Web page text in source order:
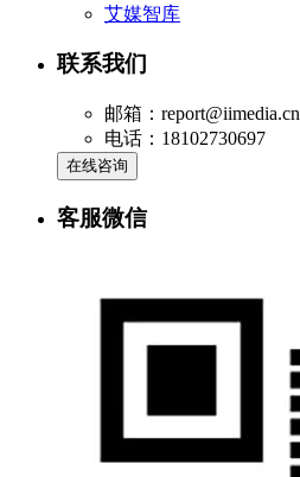
艾媒智库
联系我们
邮箱：report@iimedia.cn
电话：18102730697
在线咨询
客服微信